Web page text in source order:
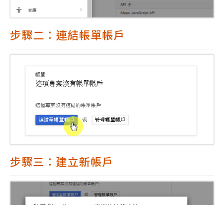
步驟二：連結帳單帳戶
步驟三：建立新帳戶